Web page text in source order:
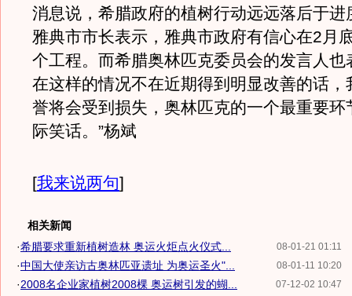
消息说，希腊政府的植树行动远远落后于进
雅典市市长表示，雅典市政府有信心在2月
个工程。而希腊奥林匹克委员会的发言人也
在这样的情况不在近期得到明显改善的话，
誉将会受到损失，奥林匹克的一个最重要环
际笑话。”杨斌
[我来说两句]
相关新闻
08-01-21 01:11
·希腊要求重新植树造林 奥运火炬点火仪式...
08-01-11 10:20
·中国大使亲访古奥林匹亚遗址 为奥运圣火"...
07-12-02 10:47
·2008名企业家植树2008棵 奥运树引发的蝴...